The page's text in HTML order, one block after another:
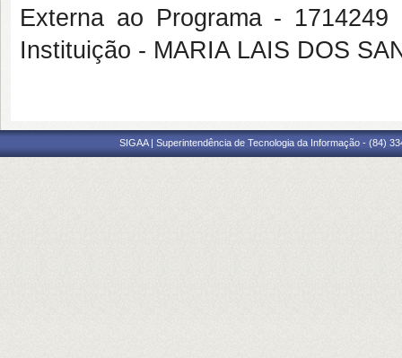
Externa ao Programa -
Instituição - MARIA LAIS DOS
SIGAA | Superintendência de Tecnologia da Informação - (84)